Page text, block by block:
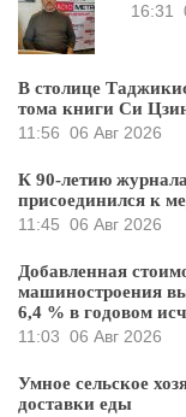
16:31
В столице
тома книги Си
11:56 06 Авг 2026
К 90-летию
присоединился к
11:45 06 Авг 2026
Добавленная
машиностроения
6,4 % в годовом
11:03 06 Авг 2026
Умное сельское
доставки еды